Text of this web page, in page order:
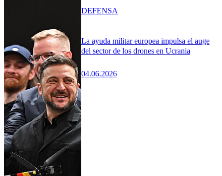
La ayuda militar europea impulsa el auge
del sector de los drones en Ucrania
04.06.2026
DEFENSA